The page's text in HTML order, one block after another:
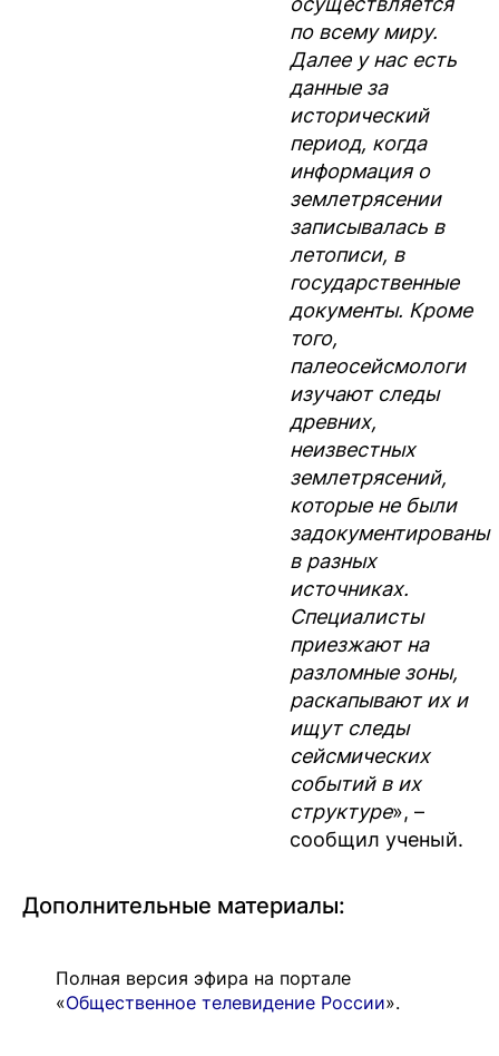
по всему миру.
Далее у нас есть
данные за
исторический
период, когда
информация о
землетрясении
записывалась в
летописи, в
государственные
документы. Кроме
того,
палеосейсмологи
изучают следы
древних,
неизвестных
землетрясений,
которые не были
задокументированы
в разных
источниках.
Специалисты
приезжают на
разломные зоны,
раскапывают их и
ищут следы
сейсмических
событий в их
структуре», –
сообщил ученый.
Дополнительные материалы:
Полная версия эфира на портале
«Общественное телевидение России».